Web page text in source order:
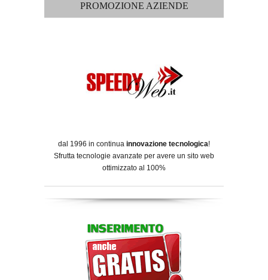
PROMOZIONE AZIENDE
dal 1996 in continua innovazione tecnologica!
Sfrutta tecnologie avanzate per avere un sito web
ottimizzato al 100%